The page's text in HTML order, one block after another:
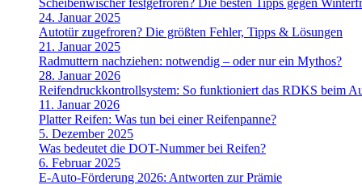
Scheibenwischer festgefroren? Die besten Tipps gegen
24. Januar 2025
Autotür zugefroren? Die größten Fehler, Tipps & Lösungen
21. Januar 2025
Radmuttern nachziehen: notwendig – oder nur ein Mythos?
28. Januar 2026
Reifendruckkontrollsystem: So funktioniert das RDKS beim
11. Januar 2026
Platter Reifen: Was tun bei einer Reifenpanne?
5. Dezember 2025
Was bedeutet die DOT-Nummer bei Reifen?
6. Februar 2025
E-Auto-Förderung 2026: Antworten zur Prämie